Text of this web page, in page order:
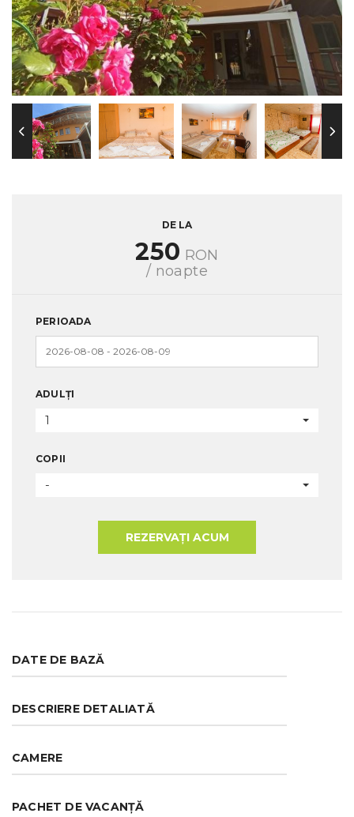
DE LA
250 RON
/ noapte
PERIOADA
ADULȚI
1
COPII
-
REZERVAȚI ACUM
DATE DE BAZĂ
DESCRIERE DETALIATĂ
CAMERE
PACHET DE VACANȚĂ